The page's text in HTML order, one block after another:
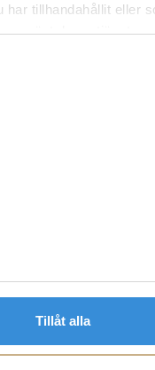
har tillhandahållit eller
använt deras tjänster.
Tillåt alla